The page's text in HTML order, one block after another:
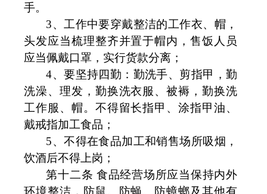
手。
3、工作中要穿戴整洁的工作衣、帽，
头发应当梳理整齐并置于帽内，售饭人员
应当佩戴口罩，实行货款分离；
4、要坚持四勤：勤洗手、剪指甲，勤
洗澡、理发，勤换洗衣服、被褥，勤换洗
工作服、帽。不得留长指甲、涂指甲油、
戴戒指加工食品；
5、不得在食品加工和销售场所吸烟，
饮酒后不得上岗；
第十二条 食品经营场所应当保持内外
环境整洁，防鼠、防蝇、防蟑螂及其他有